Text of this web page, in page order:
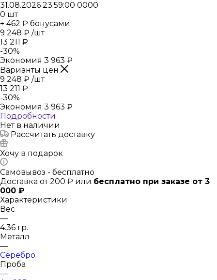
31.08.2026 23:59:00 0000
0 шт
+ 462 ₽ бонусами
9 248 ₽ /шт
13 211 ₽
-30%
Экономия 3 963 ₽
Варианты цен
9 248 ₽ /шт
13 211 ₽
-30%
Экономия 3 963 ₽
Подробности
Нет в наличии
Рассчитать доставку
Хочу в подарок
Самовывоз - бесплатно
Доставка от 200 ₽ или бесплатно при заказе от 3
000 ₽
Характеристики
Вес
—
4.36 гр.
Металл
—
Серебро
Проба
—